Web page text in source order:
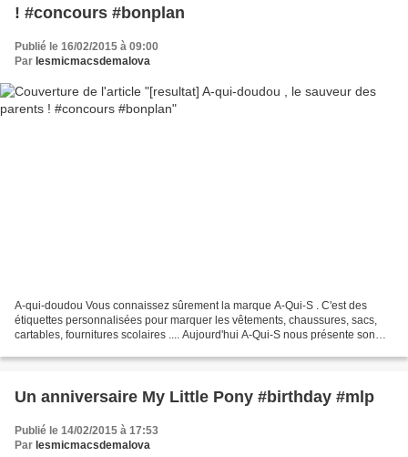
! #concours #bonplan
Publié le 16/02/2015 à 09:00
Par lesmicmacsdemalova
A-qui-doudou Vous connaissez sûrement la marque A-Qui-S . C'est des
étiquettes personnalisées pour marquer les vêtements, chaussures, sacs,
cartables, fournitures scolaires .... Aujourd'hui A-Qui-S nous présente son
Un anniversaire My Little Pony #birthday #mlp
Publié le 14/02/2015 à 17:53
Par lesmicmacsdemalova